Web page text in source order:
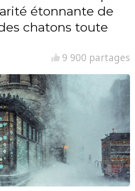
étonnante de
chatons toute
9 900 partages